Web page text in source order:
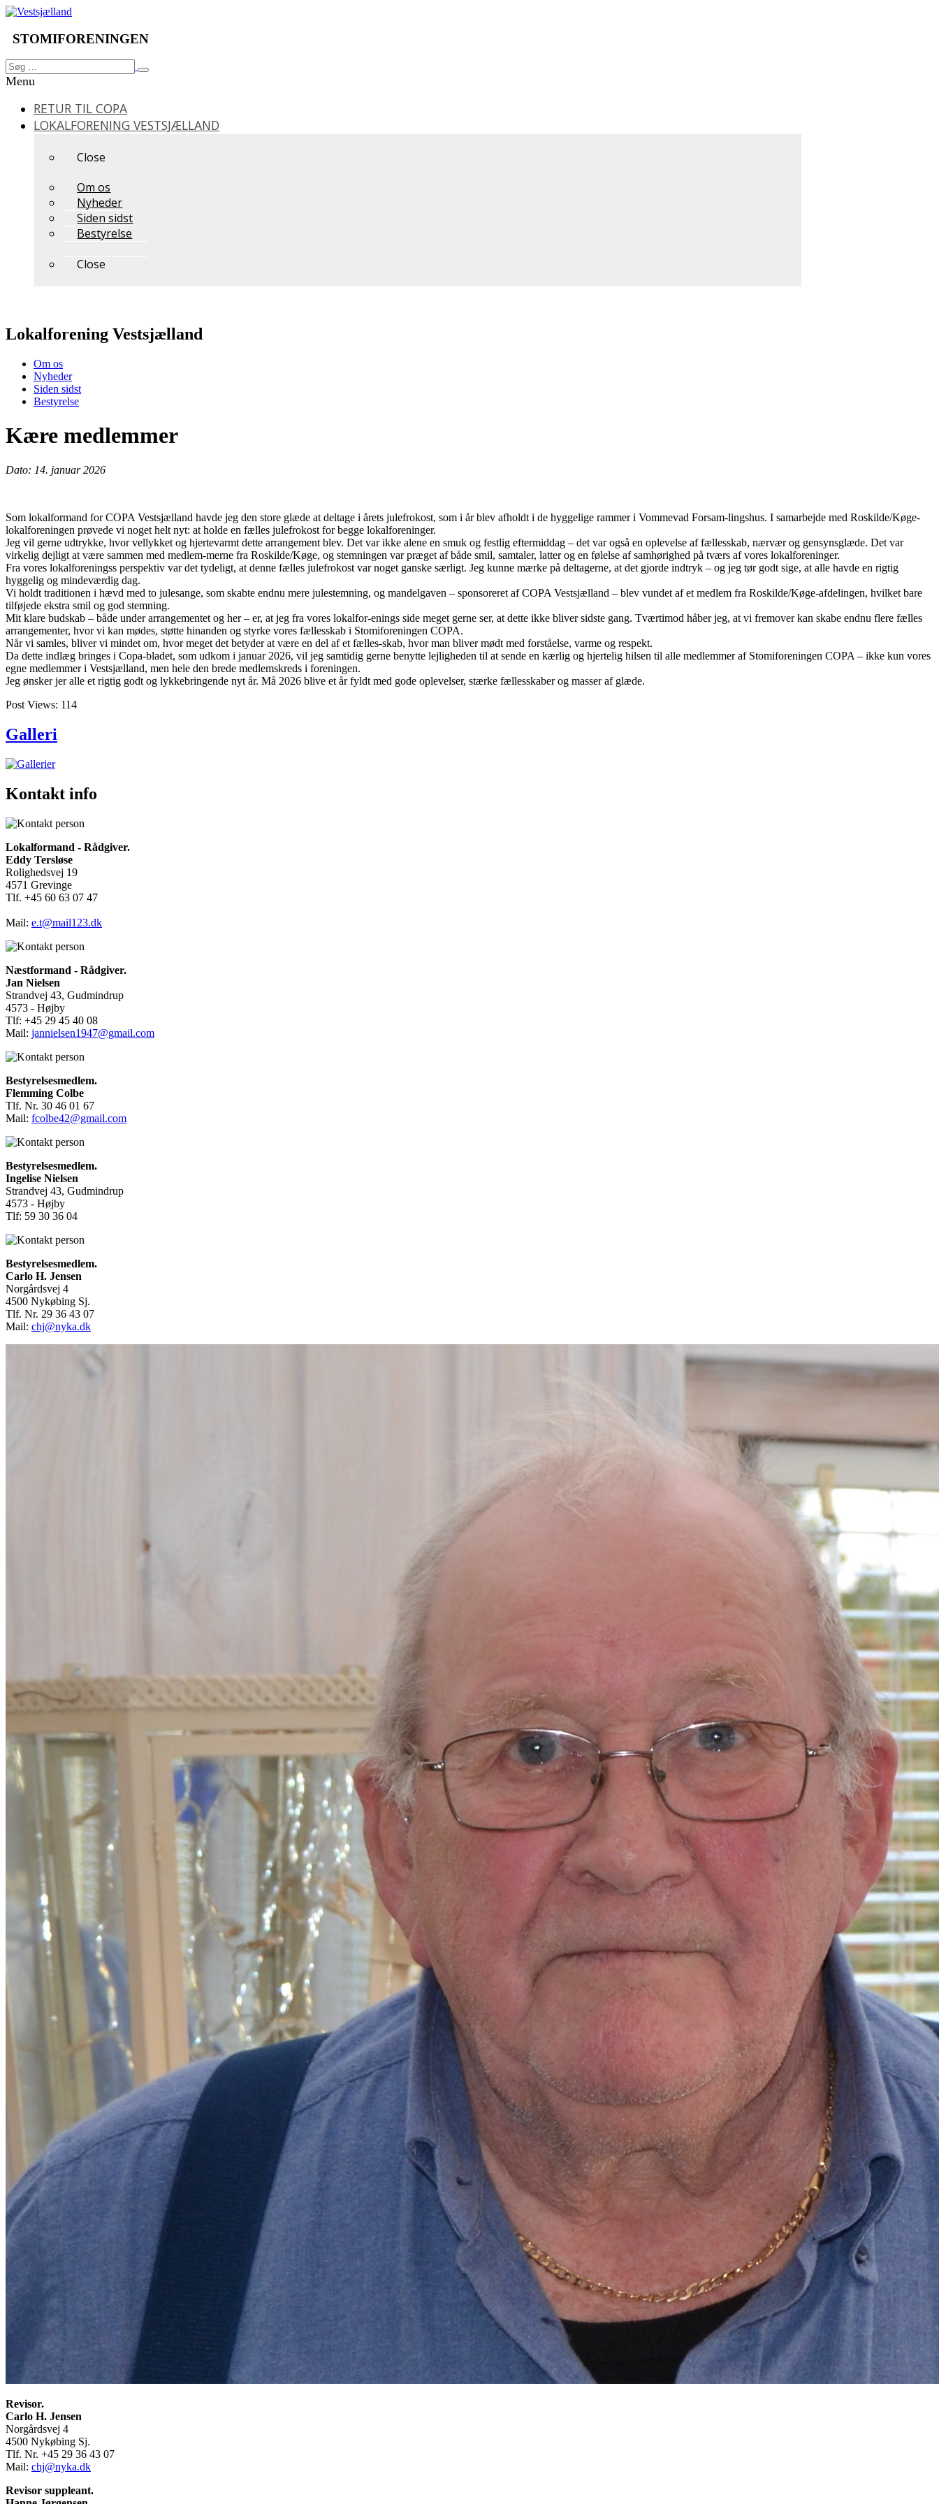
Videre
indhold
STOMIFORENINGEN
Søg
efter:
Søg
Menu
RETUR TIL COPA
LOKALFORENING VESTSJÆLLAND
Close
Om os
Nyheder
Siden sidst
Bestyrelse
Close
Lokalforening Vestsjælland
Om os
Nyheder
Siden sidst
Bestyrelse
Kære medlemmer
Dato: 14. januar 2026
Som lokalformand for COPA Vestsjælland havde jeg den store glæde at deltage i årets julefrokost, som i år blev afholdt i de hyggelige rammer i Vommevad Forsam-lingshus. I samarbejde med Roskilde/Køge-
lokalforeningen prøvede vi noget helt nyt: at holde en fælles julefrokost for begge lokalforeninger.
Jeg vil gerne udtrykke, hvor vellykket og hjertevarmt dette arrangement blev. Det var ikke alene en smuk og festlig eftermiddag – det var også en oplevelse af fællesskab, nærvær og gensynsglæde. Det var
virkelig dejligt at være sammen med medlem-merne fra Roskilde/Køge, og stemningen var præget af både smil, samtaler, latter og en følelse af samhørighed på tværs af vores lokalforeninger.
Fra vores lokalforeningss perspektiv var det tydeligt, at denne fælles julefrokost var noget ganske særligt. Jeg kunne mærke på deltagerne, at det gjorde indtryk – og jeg tør godt sige, at alle havde en rigtig
hyggelig og mindeværdig dag.
Vi holdt traditionen i hævd med to julesange, som skabte endnu mere julestemning, og mandelgaven – sponsoreret af COPA Vestsjælland – blev vundet af et medlem fra Roskilde/Køge-afdelingen, hvilket bare
tilføjede ekstra smil og god stemning.
Mit klare budskab – både under arrangementet og her – er, at jeg fra vores lokalfor-enings side meget gerne ser, at dette ikke bliver sidste gang. Tværtimod håber jeg, at vi fremover kan skabe endnu flere fælles
arrangementer, hvor vi kan mødes, støtte hinanden og styrke vores fællesskab i Stomiforeningen COPA.
Når vi samles, bliver vi mindet om, hvor meget det betyder at være en del af et fælles-skab, hvor man bliver mødt med forståelse, varme og respekt.
Da dette indlæg bringes i Copa-bladet, som udkom i januar 2026, vil jeg samtidig gerne benytte lejligheden til at sende en kærlig og hjertelig hilsen til alle medlemmer af Stomiforeningen COPA – ikke kun vores
egne medlemmer i Vestsjælland, men hele den brede medlemskreds i foreningen.
Jeg ønsker jer alle et rigtig godt og lykkebringende nyt år. Må 2026 blive et år fyldt med gode oplevelser, stærke fællesskaber og masser af glæde.
Post Views: 114
Galleri
Kontakt info
Lokalformand - Rådgiver.
Eddy Tersløse
Rolighedsvej 19
4571 Grevinge
Tlf. +45 60 63 07 47
Mail: e.t@mail123.dk
Næstformand - Rådgiver.
Jan Nielsen
Strandvej 43, Gudmindrup
4573 - Højby
Tlf: +45 29 45 40 08
Mail: jannielsen1947@gmail.com
Bestyrelsesmedlem.
Flemming Colbe
Tlf. Nr. 30 46 01 67
Mail: fcolbe42@gmail.com
Bestyrelsesmedlem.
Ingelise Nielsen
Strandvej 43, Gudmindrup
4573 - Højby
Tlf: 59 30 36 04
Bestyrelsesmedlem.
Carlo H. Jensen
Norgårdsvej 4
4500 Nykøbing Sj.
Tlf. Nr. 29 36 43 07
Mail: chj@nyka.dk
Revisor.
Carlo H. Jensen
Norgårdsvej 4
4500 Nykøbing Sj.
Tlf. Nr. +45 29 36 43 07
Mail: chj@nyka.dk
Revisor suppleant.